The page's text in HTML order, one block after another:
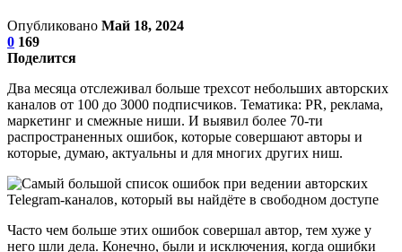
Опубликовано Май 18, 2024
0 169
Поделится
Два месяца отслеживал больше трехсот небольших авторских
каналов от 100 до 3000 подписчиков. Тематика: PR, реклама,
маркетинг и смежные ниши. И выявил более 70-ти
распространенных ошибок, которые совершают авторы и
которые, думаю, актуальны и для многих других ниш.
Часто чем больше этих ошибок совершал автор, тем хуже у
него шли дела. Конечно, были и исключения, когда ошибки